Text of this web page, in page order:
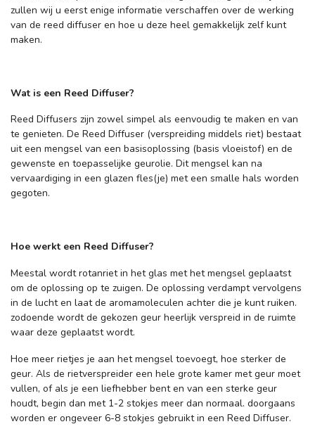
zullen wij u eerst enige informatie verschaffen over de werking
van de reed diffuser en hoe u deze heel gemakkelijk zelf kunt
maken.
Wat is een Reed Diffuser?
Reed Diffusers zijn zowel simpel als eenvoudig te maken en van
te genieten. De Reed Diffuser (verspreiding middels riet) bestaat
uit een mengsel van een basisoplossing (basis vloeistof) en de
gewenste en toepasselijke geurolie. Dit mengsel kan na
vervaardiging in een glazen fles(je) met een smalle hals worden
gegoten.
Hoe werkt een Reed Diffuser?
Meestal wordt rotanriet in het glas met het mengsel geplaatst
om de oplossing op te zuigen. De oplossing verdampt vervolgens
in de lucht en laat de aromamoleculen achter die je kunt ruiken.
zodoende wordt de gekozen geur heerlijk verspreid in de ruimte
waar deze geplaatst wordt.
Hoe meer rietjes je aan het mengsel toevoegt, hoe sterker de
geur. Als de rietverspreider een hele grote kamer met geur moet
vullen, of als je een liefhebber bent en van een sterke geur
houdt, begin dan met 1-2 stokjes meer dan normaal. doorgaans
worden er ongeveer 6-8 stokjes gebruikt in een Reed Diffuser.